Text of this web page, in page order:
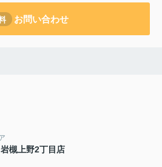
お問い合わせ
槻上野2丁目店